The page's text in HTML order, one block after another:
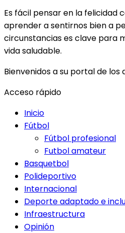
Es fácil pensar en la felicidad
aprender a sentirnos bien a
circunstancias es clave para
vida saludable.
Bienvenidos a su portal de los
Acceso rápido
Inicio
Fútbol
Fútbol profesional
Futbol amateur
Basquetbol
Polideportivo
Internacional
Deporte adaptado e
Infraestructura
Opinión